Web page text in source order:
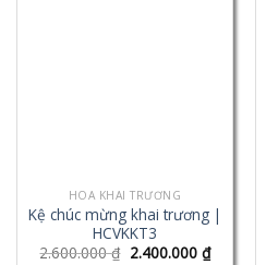
HOA KHAI TRƯƠNG
Kệ chúc mừng khai trương |
HCVKKT3
2.600.000₫ 2.400.000 ₫